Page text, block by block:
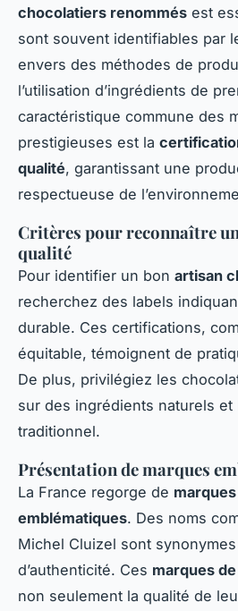
chocolatiers renommés est
sont souvent identifiables par
envers des méthodes de
l’utilisation d’ingrédients de
caractéristique commune des
prestigieuses est la
qualité, garantissant une
respectueuse de
Critères pour reconnaître
qualité
Pour identifier un bon artisan
recherchez des labels
durable. Ces certifications,
équitable, témoignent de
De plus, privilégiez les
sur des ingrédients naturels et
traditionnel.
Présentation de marques
La France regorge de
emblématiques. Des noms
Michel Cluizel sont
d’authenticité. Ces marques
non seulement la qualité de